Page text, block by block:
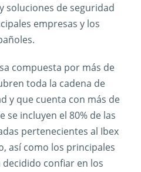
de seguridad
empresas y los
compuesta por más de
toda la cadena de
y que cuenta con más de
se incluyen el 80% de las
pertenecientes al Ibex
así como los principales
confiar en los